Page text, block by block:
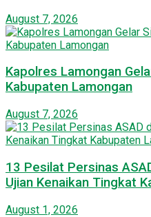
August 7, 2026
Kapolres Lamongan
Kabupaten Lamongan
August 7, 2026
13 Pesilat Persinas
Ujian Kenaikan Tingkat
August 1, 2026